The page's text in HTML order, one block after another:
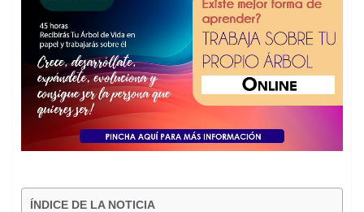
ÍNDICE DE LA NOTICIA